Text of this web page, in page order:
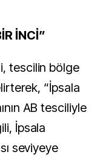
İNCİ”
tescilin bölge
“İpsala
AB tesciliyle
İpsala
seviyeye